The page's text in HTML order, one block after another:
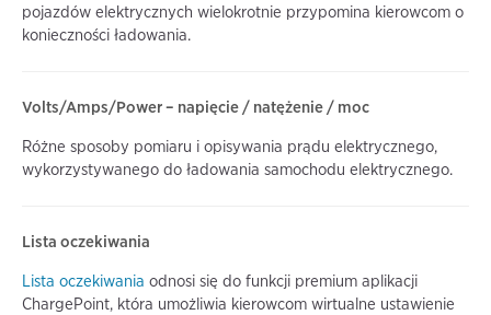
pojazdów elektrycznych wielokrotnie przypomina kierowcom o
konieczności ładowania.
Volts/Amps/Power – napięcie / natężenie / moc
Różne sposoby pomiaru i opisywania prądu elektrycznego,
wykorzystywanego do ładowania samochodu elektrycznego.
Lista oczekiwania
Lista oczekiwania odnosi się do funkcji premium aplikacji
ChargePoint, która umożliwia kierowcom wirtualne ustawienie